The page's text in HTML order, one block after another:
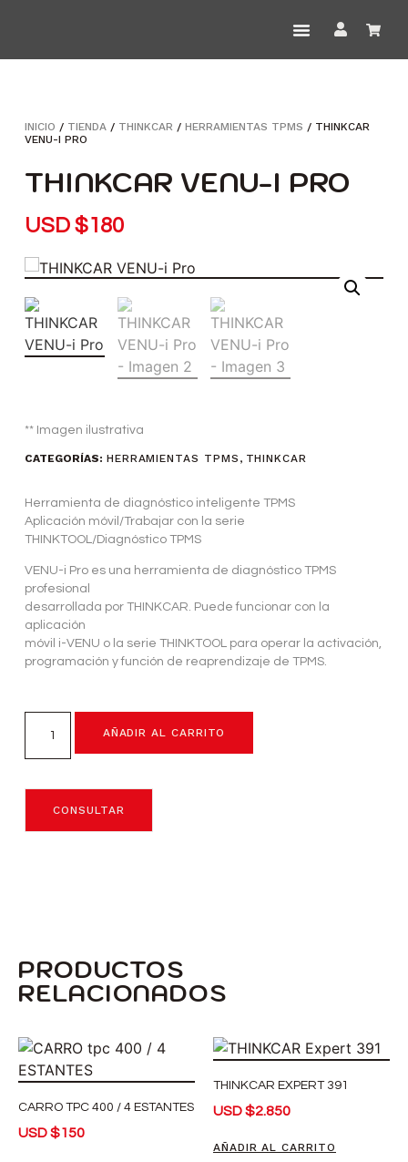
INICIO / TIENDA / THINKCAR / HERRAMIENTAS TPMS / THINKCAR
VENU-I PRO
THINKCAR VENU-I PRO
USD $180
** Imagen ilustrativa
CATEGORÍAS: HERRAMIENTAS TPMS , THINKCAR
Herramienta de diagnóstico inteligente TPMS
Aplicación móvil/Trabajar con la serie
THINKTOOL/Diagnóstico TPMS
VENU-i Pro es una herramienta de diagnóstico TPMS
profesional
desarrollada por THINKCAR. Puede funcionar con la
aplicación
móvil i-VENU o la serie THINKTOOL para operar la activación,
programación y función de reaprendizaje de TPMS.
AÑADIR AL CARRITO
CONSULTAR
PRODUCTOS
RELACIONADOS
CARRO TPC 400 / 4 ESTANTES
USD$150
THINKCAR EXPERT 391
USD$2.850
AÑADIR AL CARRITO